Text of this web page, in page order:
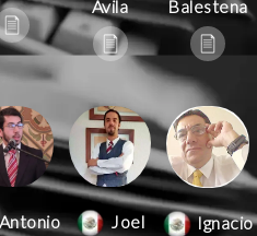
Ávila
Balestena
Joel
Ignacio